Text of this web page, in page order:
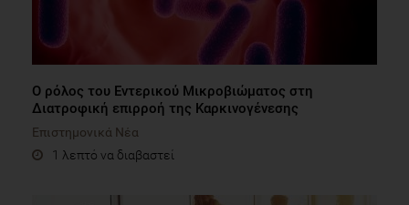
Ο ρόλος του Εντερικού Μικροβιώματος στη
Διατροφική επιρροή της Καρκινογένεσης
Επιστημονικά Νέα
1 λεπτό να διαβαστεί